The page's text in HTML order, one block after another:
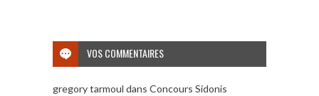
VOS COMMENTAIRES
gregory tarmoul dans Concours Sidonis